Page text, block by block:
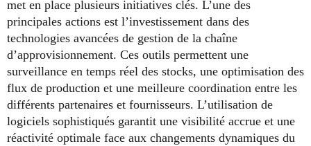
met en place plusieurs initiatives clés. L’une des
principales actions est l’investissement dans des
technologies avancées de gestion de la chaîne
d’approvisionnement. Ces outils permettent une
surveillance en temps réel des stocks, une optimisation des
flux de production et une meilleure coordination entre les
différents partenaires et fournisseurs. L’utilisation de
logiciels sophistiqués garantit une visibilité accrue et une
réactivité optimale face aux changements dynamiques du